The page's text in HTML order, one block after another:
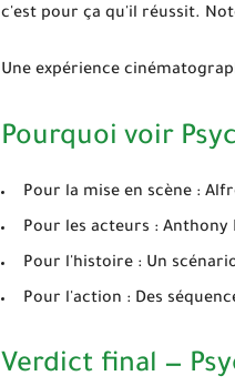
c'est pour ça qu'il réussit.
Une expérience
Pourquoi voir
Pour la mise en scène :
Pour les acteurs : Anthony
Pour l'histoire : Un
Pour l'action : Des
Verdict final —